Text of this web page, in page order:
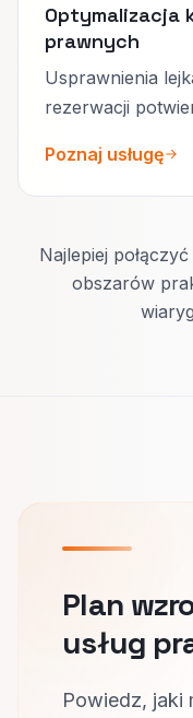
Optymalizacja
prawnych
Usprawnienia
rezerwacji
Poznaj usługę
Najlepiej
obszarów
Plan
usług
Powiedz, jaki